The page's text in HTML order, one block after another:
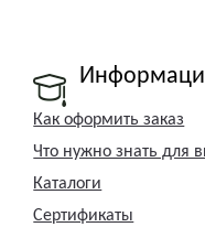
Как оформить заказ
Что нужно знать для
Каталоги
Сертификаты